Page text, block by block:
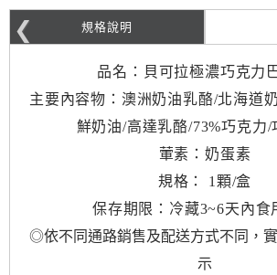
規格說明
品名：貝可拉極濃巧克力
主要內容物：澳洲奶油乳酪/北海道
鮮奶油/高達乳酪/73%巧克力/
葷素：奶蛋素
規格： 1顆/盒
保存期限：冷藏3~6天內食
◎依不同通路銷售及配送方式不同，
示